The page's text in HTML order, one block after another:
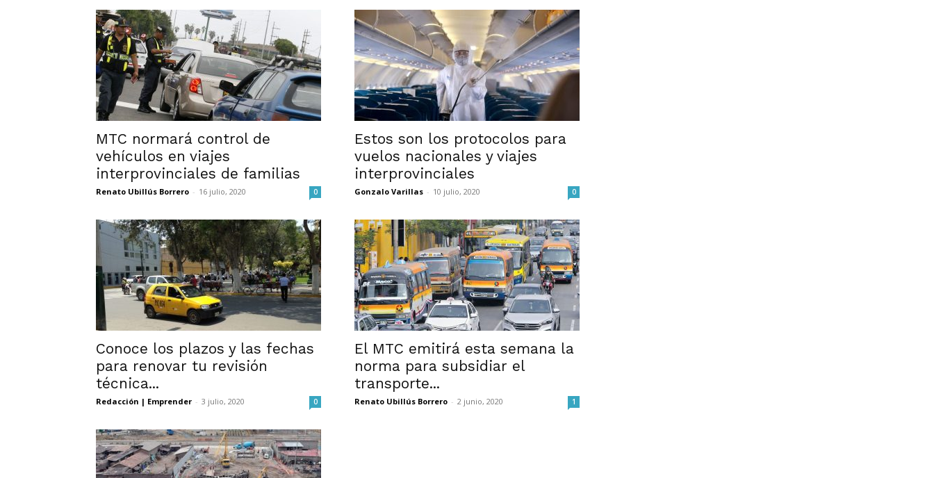
MTC normará control de
vehículos en viajes
interprovinciales de familias
Renato Ubillús Borrero - 16 julio, 2020 0
Estos son los protocolos para
vuelos nacionales y viajes
interprovinciales
Gonzalo Varillas - 10 julio, 2020 0
Conoce los plazos y las fechas
para renovar tu revisión
técnica...
Redacción | Emprender - 3 julio, 2020 0
El MTC emitirá esta semana la
norma para subsidiar el
transporte...
Renato Ubillús Borrero - 2 junio, 2020 1